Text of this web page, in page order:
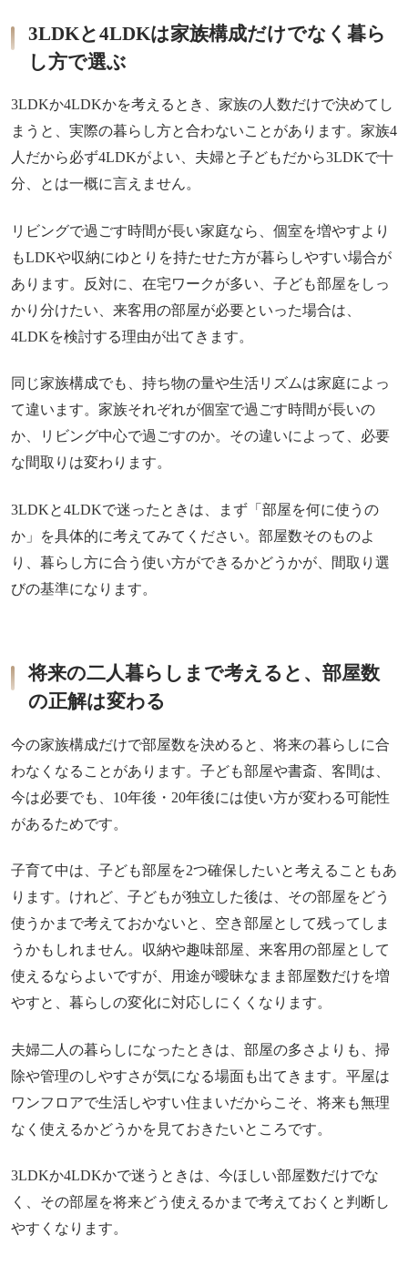
3LDKと4LDKは家族構成だけでなく暮ら
し方で選ぶ
3LDKか4LDKかを考えるとき、家族の人数だけで決めてし
まうと、実際の暮らし方と合わないことがあります。家族4
人だから必ず4LDKがよい、夫婦と子どもだから3LDKで十
分、とは一概に言えません。
リビングで過ごす時間が長い家庭なら、個室を増やすより
もLDKや収納にゆとりを持たせた方が暮らしやすい場合が
あります。反対に、在宅ワークが多い、子ども部屋をしっ
かり分けたい、来客用の部屋が必要といった場合は、
4LDKを検討する理由が出てきます。
同じ家族構成でも、持ち物の量や生活リズムは家庭によっ
て違います。家族それぞれが個室で過ごす時間が長いの
か、リビング中心で過ごすのか。その違いによって、必要
な間取りは変わります。
3LDKと4LDKで迷ったときは、まず「部屋を何に使うの
か」を具体的に考えてみてください。部屋数そのものよ
り、暮らし方に合う使い方ができるかどうかが、間取り選
びの基準になります。
将来の二人暮らしまで考えると、部屋数
の正解は変わる
今の家族構成だけで部屋数を決めると、将来の暮らしに合
わなくなることがあります。子ども部屋や書斎、客間は、
今は必要でも、10年後・20年後には使い方が変わる可能性
があるためです。
子育て中は、子ども部屋を2つ確保したいと考えることもあ
ります。けれど、子どもが独立した後は、その部屋をどう
使うかまで考えておかないと、空き部屋として残ってしま
うかもしれません。収納や趣味部屋、来客用の部屋として
使えるならよいですが、用途が曖昧なまま部屋数だけを増
やすと、暮らしの変化に対応しにくくなります。
夫婦二人の暮らしになったときは、部屋の多さよりも、掃
除や管理のしやすさが気になる場面も出てきます。平屋は
ワンフロアで生活しやすい住まいだからこそ、将来も無理
なく使えるかどうかを見ておきたいところです。
3LDKか4LDKかで迷うときは、今ほしい部屋数だけでな
く、その部屋を将来どう使えるかまで考えておくと判断し
やすくなります。